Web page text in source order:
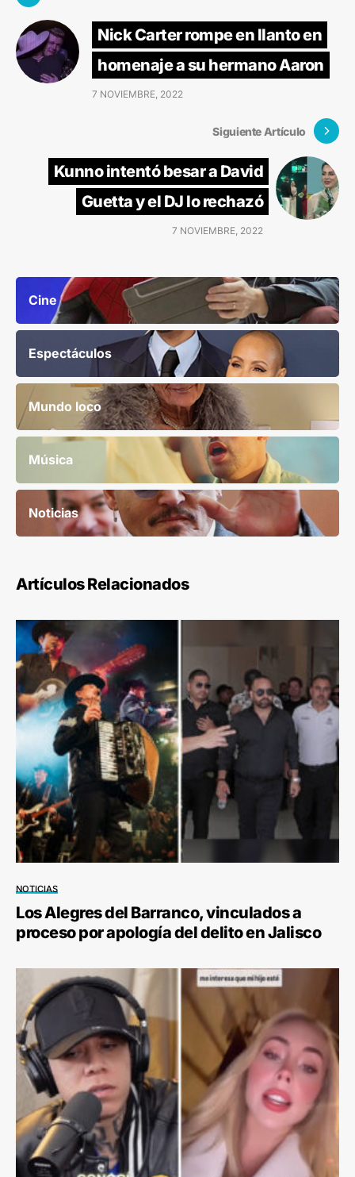
Nick Carter rompe en llanto en
homenaje a su hermano Aaron
7 NOVIEMBRE, 2022
Siguiente Artículo
Kunno intentó besar a David
Guetta y el DJ lo rechazó
7 NOVIEMBRE, 2022
Cine
Espectáculos
Mundo loco
Música
Noticias
Artículos Relacionados
NOTICIAS
Los Alegres del Barranco, vinculados a
proceso por apología del delito en Jalisco